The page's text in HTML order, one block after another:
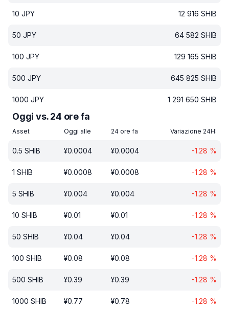
10 JPY 12 916 SHIB
50 JPY 64 582 SHIB
100 JPY 129 165 SHIB
500 JPY 645 825 SHIB
1000 JPY 1 291 650 SHIB
Oggi vs. 24 ore fa
Asset Oggi alle 24 ore fa Variazione 24H:
0.5 SHIB ¥0.0004 ¥0.0004 -1.28 %
1 SHIB ¥0.0008 ¥0.0008 -1.28 %
5 SHIB ¥0.004 ¥0.004 -1.28 %
10 SHIB ¥0.01 ¥0.01 -1.28 %
50 SHIB ¥0.04 ¥0.04 -1.28 %
100 SHIB ¥0.08 ¥0.08 -1.28 %
500 SHIB ¥0.39 ¥0.39 -1.28 %
1000 SHIB ¥0.77 ¥0.78 -1.28 %